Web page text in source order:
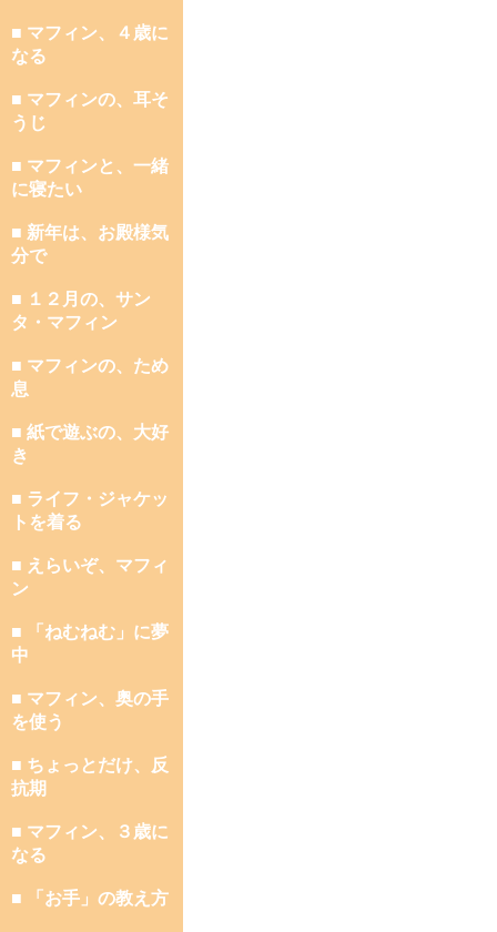
■ マフィン、４歳に
なる
■ マフィンの、耳そ
うじ
■ マフィンと、一緒
に寝たい
■ 新年は、お殿様気
分で
■ １２月の、サン
タ・マフィン
■ マフィンの、ため
息
■ 紙で遊ぶの、大好
き
■ ライフ・ジャケッ
トを着る
■ えらいぞ、マフィ
ン
■ 「ねむねむ」に夢
中
■ マフィン、奥の手
を使う
■ ちょっとだけ、反
抗期
■ マフィン、３歳に
なる
■ 「お手」の教え方